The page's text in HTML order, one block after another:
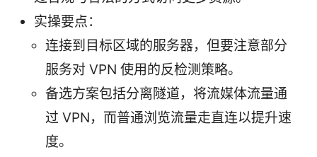
实操要点：
连接到目标区域的服务器，但要注意部分
服务对 VPN 使用的反检测策略。
备选方案包括分离隧道，将流媒体流量通
过 VPN，而普通浏览流量走直连以提升速
度。